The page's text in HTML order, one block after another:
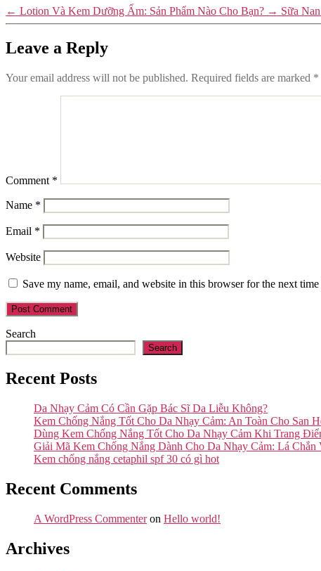
← Lotion Và Kem Dưỡng Ẩm: Sản Phẩm Nào Cho Bạn? → Sữa
Leave a Reply
Your email address will not be published. Required fields are marked *
Comment *
Name *
Email *
Website
Save my name, email, and website in this browser for the next
Search
Search
Recent Posts
Da Nhạy Cảm Có Cần Gặp Bác Sĩ Da Liễu Không?
Kem Chống Nắng Tốt Cho Da Nhạy Cảm: An Toàn Cho San
Dùng Kem Chống Nắng Tốt Cho Da Nhạy Cảm Khi Trang
Giải Mã Kem Chống Nắng Dành Cho Da Nhạy Cảm: Lá Chắn
Kem chống nắng cetaphil spf 30 có gì hot
Recent Comments
A WordPress Commenteron Hello world!
Archives